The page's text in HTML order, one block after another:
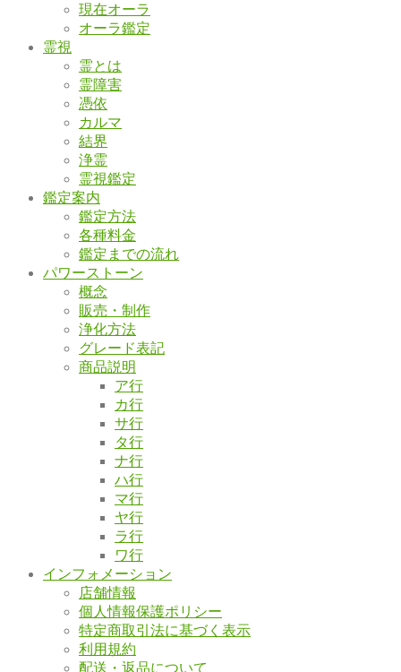
現在オーラ
オーラ鑑定
霊視
霊とは
霊障害
憑依
カルマ
結界
浄霊
霊視鑑定
鑑定案内
鑑定方法
各種料金
鑑定までの流れ
パワーストーン
概念
販売・制作
浄化方法
グレード表記
商品説明
ア行
カ行
サ行
タ行
ナ行
ハ行
マ行
ヤ行
ラ行
ワ行
インフォメーション
店舗情報
個人情報保護ポリシー
特定商取引法に基づく表示
利用規約
配送・返品について